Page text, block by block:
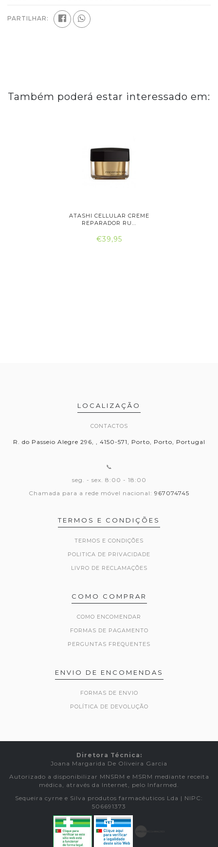
PARTILHAR:
Também poderá estar interessado em:
ATASHI CELLULAR CREME
REPARADOR RU...
€39,95
LOCALIZAÇÃO
CONTACTOS
R. do Passeio Alegre 296, , 4150-571, Porto, Porto, Portugal
📞
seg. - sex. 8:00 - 18:00
Chamada para a rede móvel nacional: 967074745
TERMOS E CONDIÇÕES
TERMOS E CONDIÇÕES
POLITICA DE PRIVACIDADE
LIVRO DE RECLAMAÇÕES
COMO COMPRAR
COMO ENCOMENDAR
FORMAS DE PAGAMENTO
PERGUNTAS FREQUENTES
ENVIO DE ENCOMENDAS
FORMAS DE ENVIO
POLÍTICA DE DEVOLUÇÃO
Diretora Técnica:
Joana Margarida De Oliveira Garcia
Autorizado a disponibilizar MNSRM e MSRM mediante receita
médica, através da Internet, pelo Infarmed.
Sequeira cyrne e Silva produtos farmacêuticos Lda | NIPC:
506691373